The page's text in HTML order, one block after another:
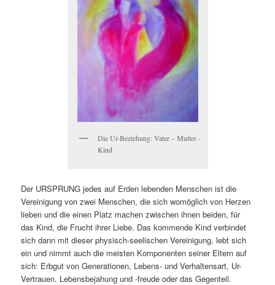
Die Ur-Beziehung: Vater – Mutter -
Kind
Der URSPRUNG jedes auf Erden lebenden Menschen ist die
Vereinigung von zwei Menschen, die sich womöglich von Herzen
lieben und die einen Platz machen zwischen ihnen beiden, für
das Kind, die Frucht ihrer Liebe. Das kommende Kind verbindet
sich dann mit dieser physisch-seelischen Vereinigung, lebt sich
ein und nimmt auch die meisten Komponenten seiner Eltern auf
sich: Erbgut von Generationen, Lebens- und Verhaltensart, Ur-
Vertrauen. Lebensbejahung und -freude oder das Gegenteil.